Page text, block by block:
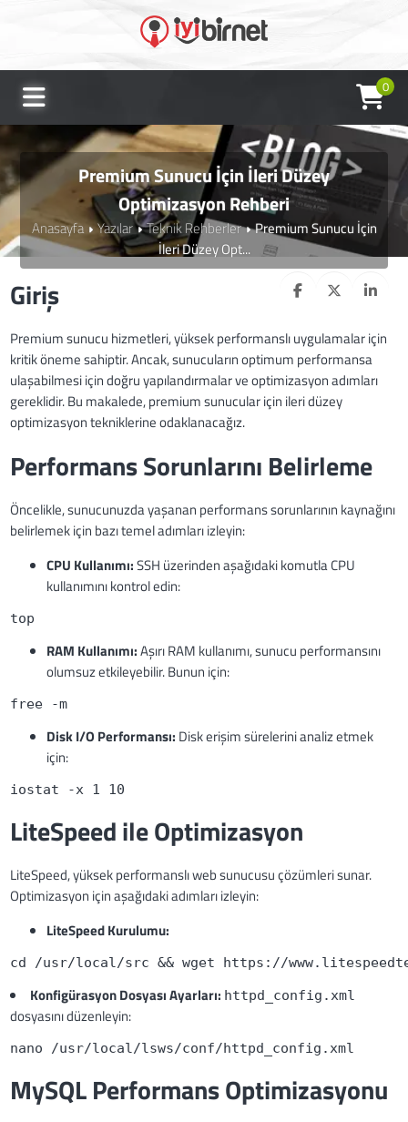
0
Premium Sunucu İçin İleri Düzey
Optimizasyon Rehberi
Anasayfa Yazılar Teknik Rehberler
Premium Sunucu İçin
İleri Düzey Opt...
Giriş
Premium sunucu hizmetleri, yüksek performanslı uygulamalar için
kritik öneme sahiptir. Ancak, sunucuların optimum performansa
ulaşabilmesi için doğru yapılandırmalar ve optimizasyon adımları
gereklidir. Bu makalede, premium sunucular için ileri düzey
optimizasyon tekniklerine odaklanacağız.
Performans Sorunlarını Belirleme
Öncelikle, sunucunuzda yaşanan performans sorunlarının kaynağını
belirlemek için bazı temel adımları izleyin:
CPU Kullanımı:SSH üzerinden aşağıdaki komutla CPU
kullanımını kontrol edin:
top
RAM Kullanımı:Aşırı RAM kullanımı, sunucu performansını
olumsuz etkileyebilir. Bunun için:
free -m
Disk I/O Performansı: Disk erişim sürelerini analiz etmek
için:
iostat -x 1 10
LiteSpeed ile Optimizasyon
LiteSpeed, yüksek performanslı web sunucusu çözümleri sunar.
Optimizasyon için aşağıdaki adımları izleyin:
LiteSpeed Kurulumu:
cd /usr/local/src && wget https://
Konfigürasyon Dosyası Ayarları: httpd_config.xml
dosyasını düzenleyin:
nano /usr/local/lsws/conf/httpd_config.xml
MySQL Performans Optimizasyonu